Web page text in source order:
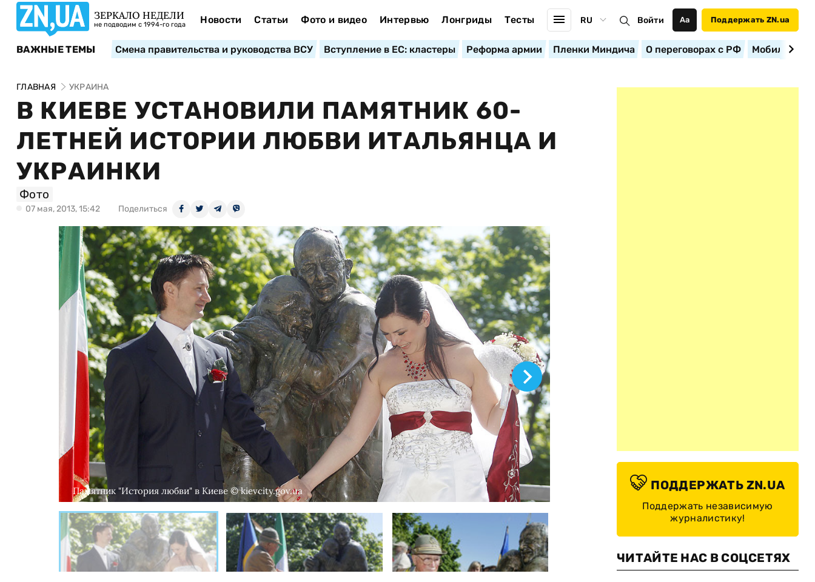
ЗЕРКАЛО НЕДЕЛИ
не подводим с 1994-го года Новости Статьи Фото и видео Интервью Лонгриды Тесты RU Войти Аа Поддержать ZN.ua
ВАЖНЫЕ ТЕМЫ Смена правительства и руководства ВСУ Вступление в ЕС: кластеры Реформа армии Пленки Миндича О переговорах с РФ
ГЛАВНАЯ УКРАИНА
В КИЕВЕ УСТАНОВИЛИ ПАМЯТНИК 60-
ЛЕТНЕЙ ИСТОРИИ ЛЮБВИ ИТАЛЬЯНЦА И
УКРАИНКИ
Фото
07 мая, 2013, 15:42 Поделиться
Памятник "История любви" в Киеве © kievcity.gov.ua Луиджи рядом с памятником © kievcity.gov.ua
ПОДДЕРЖАТЬ ZN.UA
Поддержать независимую
журналистику!
ЧИТАЙТЕ НАС В СОЦСЕТЯХ